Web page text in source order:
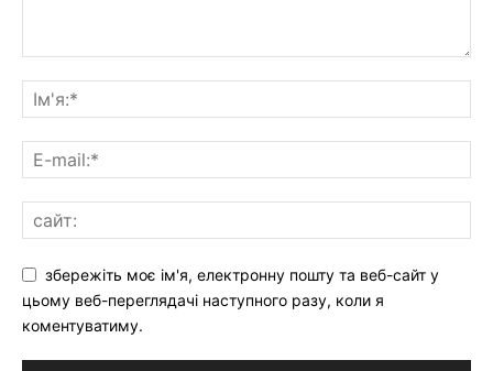
збережіть моє ім'я, електронну пошту та веб-сайт у
цьому веб-переглядачі наступного разу, коли я
коментуватиму.